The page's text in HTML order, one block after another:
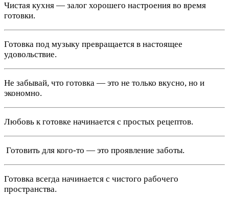
Чистая кухня — залог хорошего настроения во время
готовки.
Готовка под музыку превращается в настоящее
удовольствие.
Не забывай, что готовка — это не только вкусно, но и
экономно.
Любовь к готовке начинается с простых рецептов.
‍ Готовить для кого-то — это проявление заботы.
Готовка всегда начинается с чистого рабочего
пространства.